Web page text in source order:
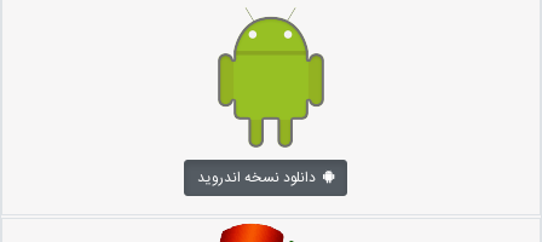
دانلود نسخه اندروید